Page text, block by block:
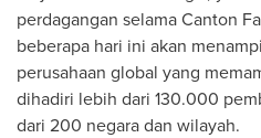
perdagangan selama Canton
beberapa hari ini akan
perusahaan global yang
dihadiri lebih dari 130.000
dari 200 negara dan wilayah.